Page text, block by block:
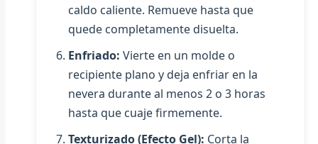
caldo caliente. Remueve hasta que
quede completamente disuelta.
Enfriado: Vierte en un molde o
recipiente plano y deja enfriar en la
nevera durante al menos 2 o 3 horas
hasta que cuaje firmemente.
Texturizado (Efecto Gel): Corta la